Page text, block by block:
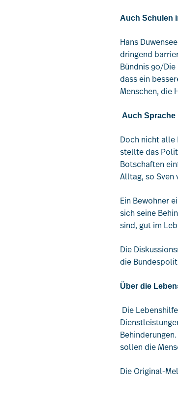
Auch Schulen
Hans
dringend
Bündnis 90/
dass ein
Menschen, die
Auch Sprache
Doch nicht alle
stellte das
Botschaften
Alltag, so Sven
Ein Bewohner
sich seine
sind, gut im
Die
die
Über die
Die
sollen die
Die Original-